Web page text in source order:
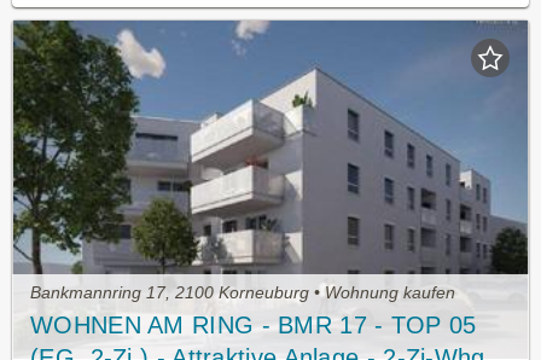
Bankmannring 17, 2100 Korneuburg • Wohnung kaufen
WOHNEN AM RING - BMR 17 - TOP 05